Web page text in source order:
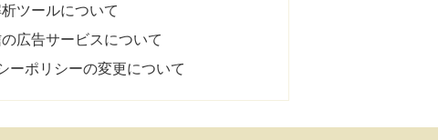
ツールについて
広告サービスについて
ーポリシーの変更について